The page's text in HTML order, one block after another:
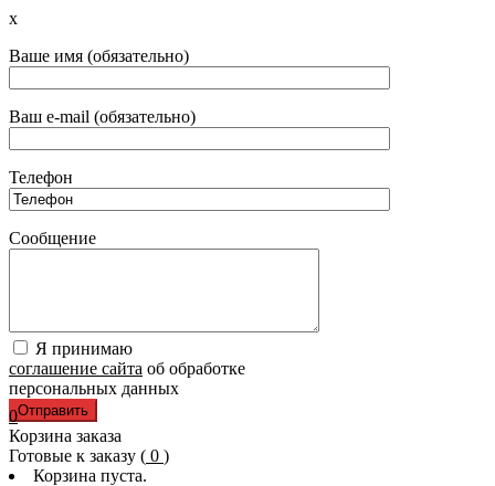
x
Ваше имя (обязательно)
Ваш e-mail (обязательно)
Телефон
Сообщение
Я принимаю
соглашение сайта об обработке
персональных данных
0
Корзина заказа
Готовые к заказу ( 0 )
Корзина пуста.